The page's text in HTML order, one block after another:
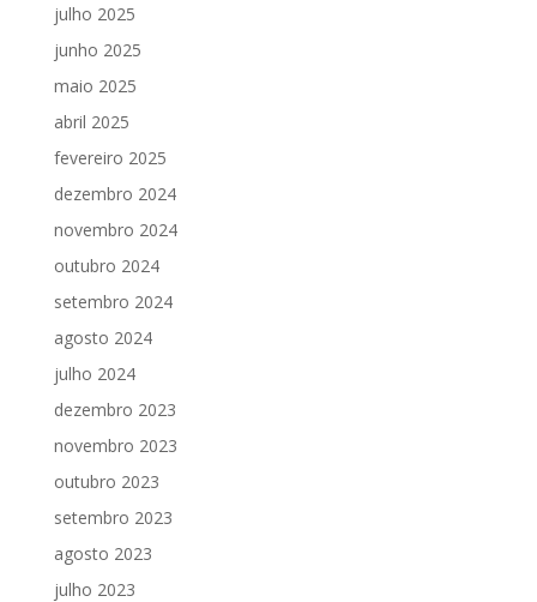
julho 2025
junho 2025
maio 2025
abril 2025
fevereiro 2025
dezembro 2024
novembro 2024
outubro 2024
setembro 2024
agosto 2024
julho 2024
dezembro 2023
novembro 2023
outubro 2023
setembro 2023
agosto 2023
julho 2023